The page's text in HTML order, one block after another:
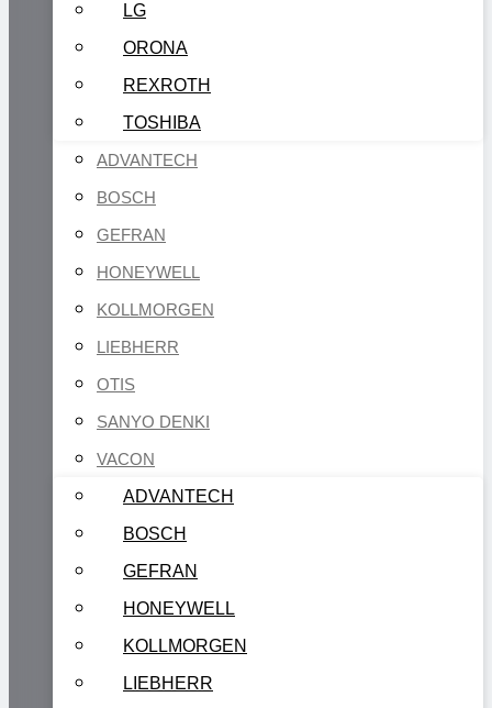
LG
ORONA
REXROTH
TOSHIBA
ADVANTECH
BOSCH
GEFRAN
HONEYWELL
KOLLMORGEN
LIEBHERR
OTIS
SANYO DENKI
VACON
ADVANTECH
BOSCH
GEFRAN
HONEYWELL
KOLLMORGEN
LIEBHERR